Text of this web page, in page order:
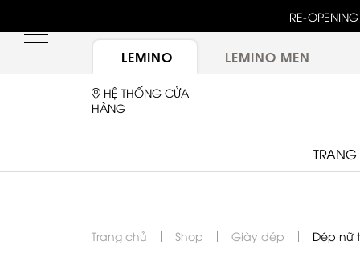
RE-
LEMINO LEMINO MEN
HỆ THỐNG CỬA
HÀNG
Trang chủ Shop Giày dép Dép nữ